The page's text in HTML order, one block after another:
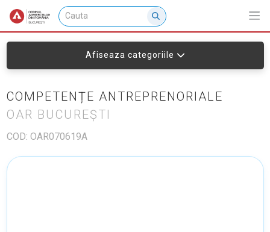
Afiseaza categoriile
COMPETENȚE ANTREPRENORIALE
OAR BUCUREȘTI
COD: OAR070619A